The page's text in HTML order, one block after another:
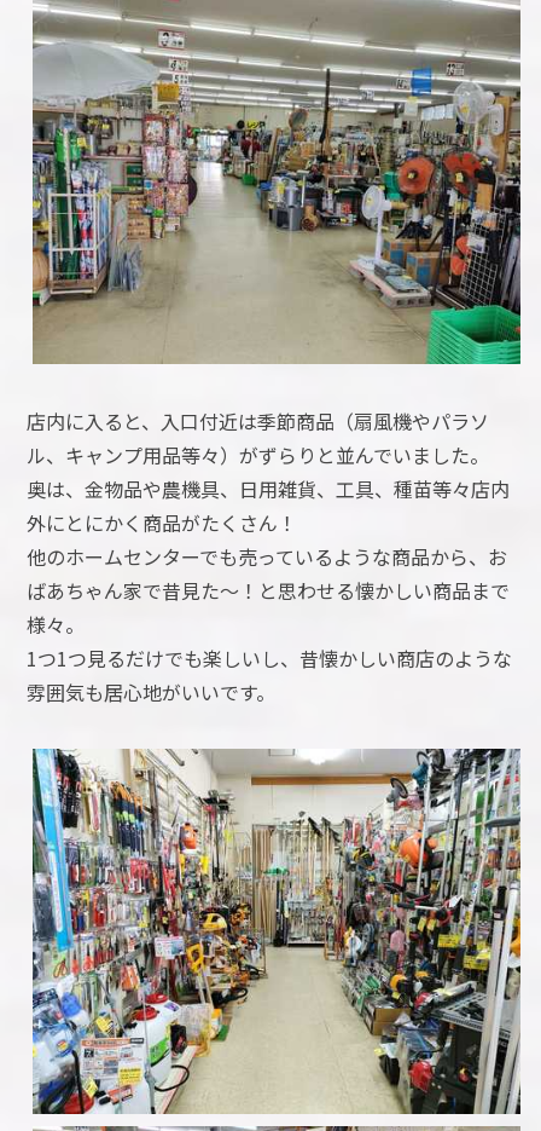
店内に入ると、入口付近は季節商品（扇風機やパラソ
ル、キャンプ用品等々）がずらりと並んでいました。
奥は、金物品や農機具、日用雑貨、工具、種苗等々店内
外にとにかく商品がたくさん！
他のホームセンターでも売っているような商品から、お
ばあちゃん家で昔見た～！と思わせる懐かしい商品まで
様々。
1つ1つ見るだけでも楽しいし、昔懐かしい商店のような
雰囲気も居心地がいいです。